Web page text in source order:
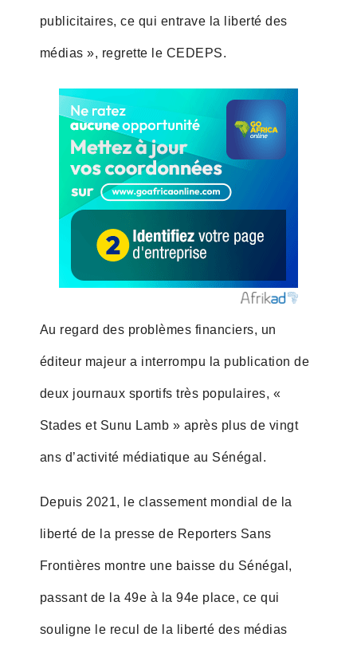
publicitaires, ce qui entrave la liberté des
médias », regrette le CEDEPS.
Au regard des problèmes financiers, un
éditeur majeur a interrompu la publication de
deux journaux sportifs très populaires, «
Stades et Sunu Lamb » après plus de vingt
ans d’activité médiatique au Sénégal.
Depuis 2021, le classement mondial de la
liberté de la presse de Reporters Sans
Frontières montre une baisse du Sénégal,
passant de la 49e à la 94e place, ce qui
souligne le recul de la liberté des médias